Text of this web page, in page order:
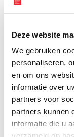
Deze website
We gebruiken
personaliseren,
en om ons
informatie over
partners voor
partners kunnen
informatie die u
Bijzondere
uitgebracht met
Haarlem in de
een beeld van het
Haarlem en
stichting, stelde